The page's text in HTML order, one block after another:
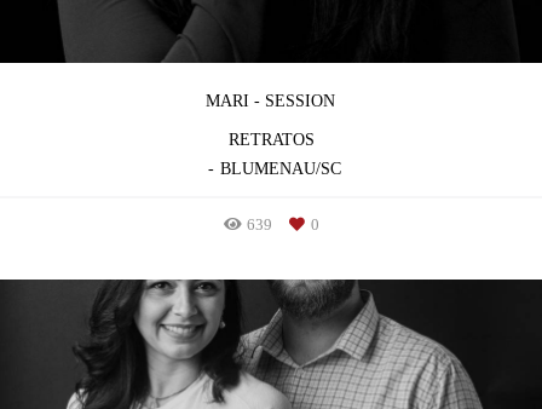
MARI - SESSION
RETRATOS
BLUMENAU/SC
639 0